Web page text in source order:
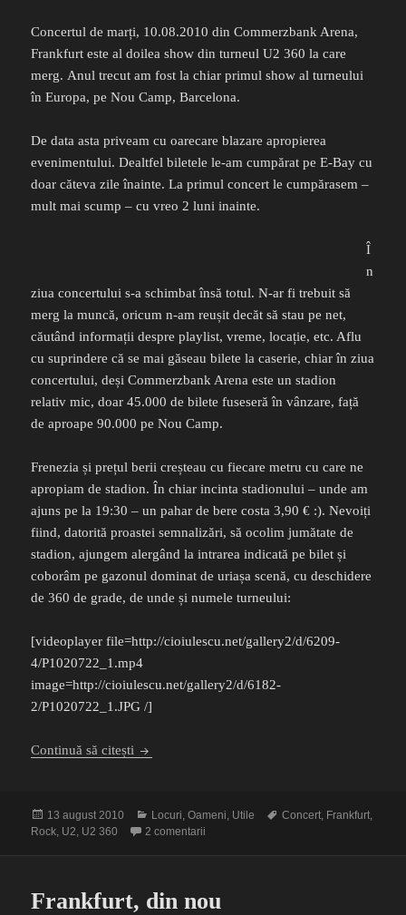
Concertul de marți, 10.08.2010 din Commerzbank Arena,
Frankfurt este al doilea show din turneul U2 360 la care
merg. Anul trecut am fost la chiar primul show al turneului
în Europa, pe Nou Camp, Barcelona.
De data asta priveam cu oarecare blazare apropierea
evenimentului. Dealtfel biletele le-am cumpărat pe E-Bay cu
doar căteva zile înainte. La primul concert le cumpărasem –
mult mai scump – cu vreo 2 luni inainte.
Î
n
ziua concertului s-a schimbat însă totul. N-ar fi trebuit să
merg la muncă, oricum n-am reușit decăt să stau pe net,
căutând informații despre playlist, vreme, locație, etc. Aflu
cu suprindere că se mai găseau bilete la caserie, chiar în ziua
concertului, deși Commerzbank Arena este un stadion
relativ mic, doar 45.000 de bilete fuseseră în vânzare, față
de aproape 90.000 pe Nou Camp.
Frenezia și prețul berii creșteau cu fiecare metru cu care ne
apropiam de stadion. În chiar incinta stadionului – unde am
ajuns pe la 19:30 – un pahar de bere costa 3,90 € :). Nevoiți
fiind, datorită proastei semnalizări, să ocolim jumătate de
stadion, ajungem alergând la intrarea indicată pe bilet și
coborâm pe gazonul dominat de uriașa scenă, cu deschidere
de 360 de grade, de unde și numele turneului:
[videoplayer file=http://cioiulescu.net/gallery2/d/6209-
4/P1020722_1.mp4
image=http://cioiulescu.net/gallery2/d/6182-
2/P1020722_1.JPG /]
Continuă să citești U2 unlike U2
Publicat
pe
13 august 2010 Categorii
Locuri,Oameni, Utile Etichete
Concert, Frankfurt,
Rock, U2, U2 360 2 comentarii
Frankfurt, din nou